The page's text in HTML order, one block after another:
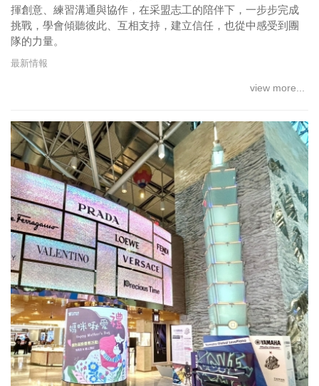
揮創意、練習溝通與協作，在采盟志工的陪伴下，一步步完成
挑戰，學會傾聽彼此、互相支持，建立信任，也從中感受到團
隊的力量。
最新情報
view more...